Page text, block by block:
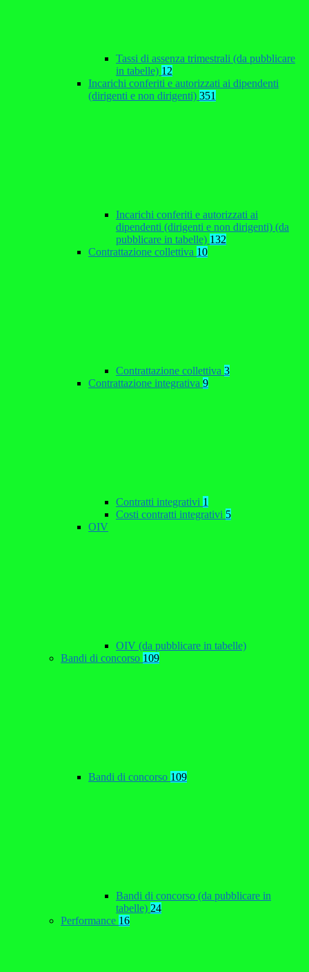
Tassi di assenza trimestrali (da pubblicare
in tabelle) 12
Incarichi conferiti e autorizzati ai dipendenti
(dirigenti e non dirigenti) 351
Incarichi conferiti e autorizzati ai
dipendenti (dirigenti e non dirigenti) (da
pubblicare in tabelle) 132
Contrattazione collettiva 10
Contrattazione collettiva 3
Contrattazione integrativa 9
Contratti integrativi 1
Costi contratti integrativi 5
OIV
OIV (da pubblicare in tabelle)
Bandi di concorso 109
Bandi di concorso 109
Bandi di concorso (da pubblicare in
tabelle) 24
Performance 16